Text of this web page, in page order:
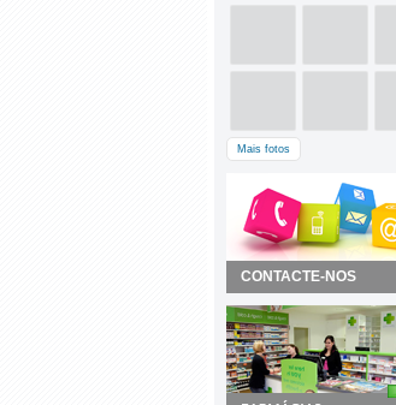
Mais fotos
CONTACTE-NOS